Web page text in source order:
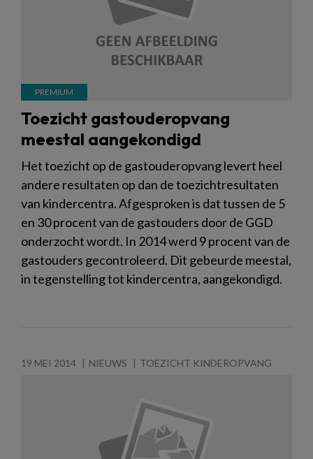
Toezicht gastouderopvang
meestal aangekondigd
Het toezicht op de gastouderopvang levert heel
andere resultaten op dan de toezichtresultaten
van kindercentra. Afgesproken is dat tussen de 5
en 30 procent van de gastouders door de GGD
onderzocht wordt. In 2014 werd 9 procent van de
gastouders gecontroleerd. Dit gebeurde meestal,
in tegenstelling tot kindercentra, aangekondigd.
19 MEI 2014 NIEUWS TOEZICHT KINDEROPVANG